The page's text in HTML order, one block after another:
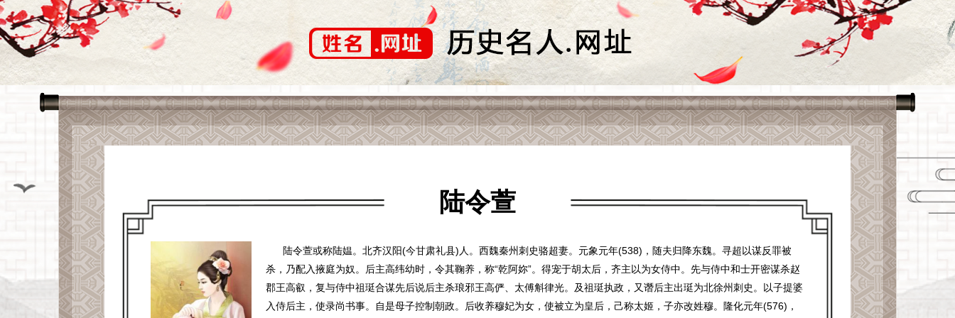
陆令萱
陆令萱或称陆媪。北齐汉阳(今甘肃礼县)人。西魏秦州刺史骆超妻。元象元年(538)，随夫归降东魏。寻超以谋反罪被
杀，乃配入掖庭为奴。后主高纬幼时，令其鞠养，称“乾阿妳”。得宠于胡太后，齐主以为女侍中。先与侍中和士开密谋杀赵
郡王高叡，复与侍中祖珽合谋先后说后主杀琅邪王高俨、太傅斛律光。及祖珽执政，又谮后主出珽为北徐州刺史。以子提婆
入侍后主，使录尚书事。自是母子控制朝政。后收养穆妃为女，使被立为皇后，己称太姬，子亦改姓穆。隆化元年(576)，